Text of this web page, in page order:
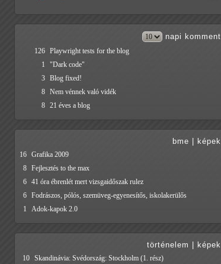
napi komment
126 Playwright tests for the blog
1
"Dark code"
3 Blog fixed!
8 Nem vénnek való vidék
8 21 éves a blog
bme képek
16 Grafika 2009
8 Fejlesztés to the max
6 41 óra ébrenlét mert vizsgaidőszak rulez
6 Fodrászos, pólós, szemüveg-egyenesítős, iskolakerülős
1
Adok-kapok 2.0
történelem képek
10 Skandinávia: Svédország: Stockholm (1. rész)